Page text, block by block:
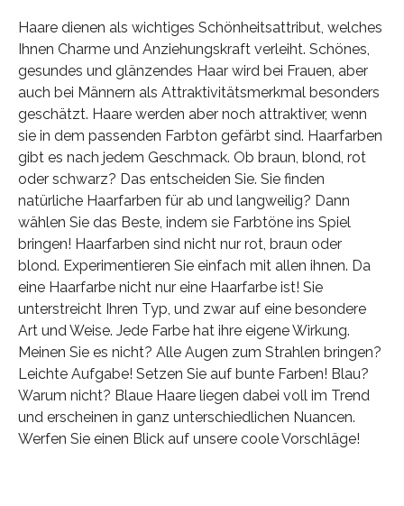
Haare dienen als wichtiges Schönheitsattribut, welches
Ihnen Charme und Anziehungskraft verleiht. Schönes,
gesundes und glänzendes Haar wird bei Frauen, aber
auch bei Männern als Attraktivitätsmerkmal besonders
geschätzt. Haare werden aber noch attraktiver, wenn
sie in dem passenden Farbton gefärbt sind. Haarfarben
gibt es nach jedem Geschmack. Ob braun, blond, rot
oder schwarz? Das entscheiden Sie. Sie finden
natürliche Haarfarben für ab und langweilig? Dann
wählen Sie das Beste, indem sie Farbtöne ins Spiel
bringen! Haarfarben sind nicht nur rot, braun oder
blond. Experimentieren Sie einfach mit allen ihnen. Da
eine Haarfarbe nicht nur eine Haarfarbe ist! Sie
unterstreicht Ihren Typ, und zwar auf eine besondere
Art und Weise. Jede Farbe hat ihre eigene Wirkung.
Meinen Sie es nicht? Alle Augen zum Strahlen bringen?
Leichte Aufgabe! Setzen Sie auf bunte Farben! Blau?
Warum nicht? Blaue Haare liegen dabei voll im Trend
und erscheinen in ganz unterschiedlichen Nuancen.
Werfen Sie einen Blick auf unsere coole Vorschläge!